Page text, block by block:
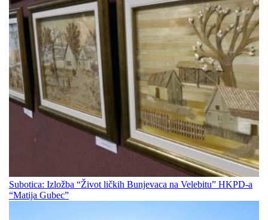
Subotica: Izložba “Život ličkih Bunjevaca na Velebitu” HKPD-a
“Matija Gubec”